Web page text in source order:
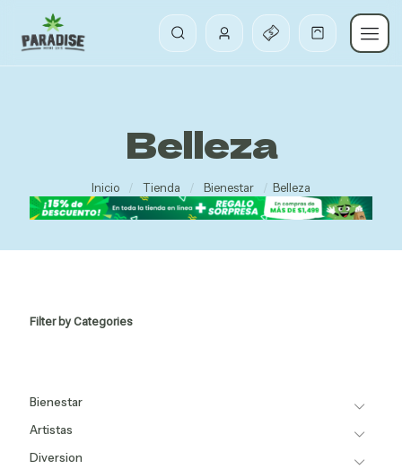
Belleza
Inicio / Tienda / Bienestar / Belleza
Filter by Categories
Bienestar
Artistas
Diversion